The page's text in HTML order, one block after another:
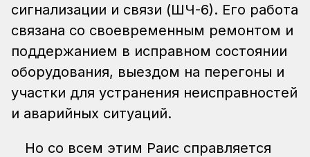
сигнализации и связи (ШЧ-6). Его работа
связана со своевременным ремонтом и
поддержанием в исправном состоянии
оборудования, выездом на перегоны и
участки для устранения неисправностей
и аварийных ситуаций.
Но со всем этим Раис справляется